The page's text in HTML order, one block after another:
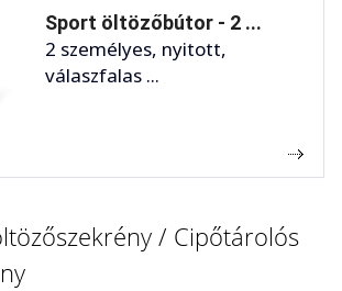
Sport öltözőbútor - 2 ...
2 személyes, nyitott,
válaszfalas ...
/ Cipőtárolós